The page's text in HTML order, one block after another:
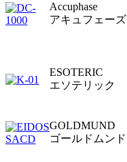
Accuphase
アキュフェーズ
ESOTERIC
エソテリック
GOLDMUND
ゴールドムンド